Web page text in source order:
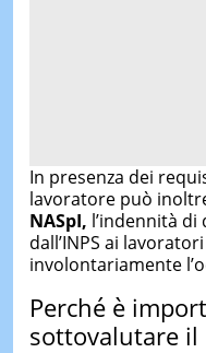
In presenza dei
lavoratore può
NASpI, l’indennità
dall’INPS ai
involontariamente
Perché è
sottovalutare il